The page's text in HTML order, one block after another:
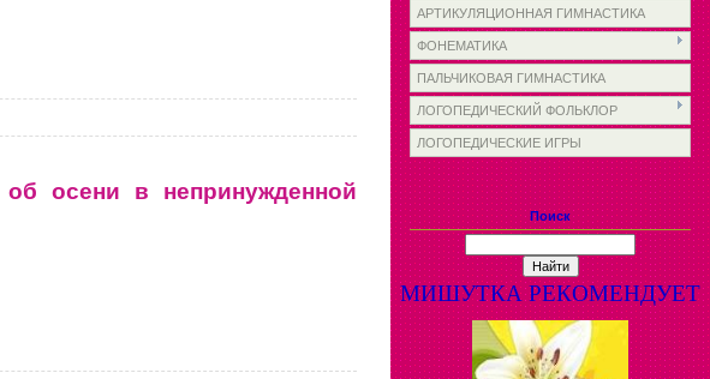
осени в непринужденной
АРТИКУЛЯЦИОННАЯ ГИМНАСТИКА
ФОНЕМАТИКА
ПАЛЬЧИКОВАЯ ГИМНАСТИКА
ЛОГОПЕДИЧЕСКИЙ ФОЛЬКЛОР
ЛОГОПЕДИЧЕСКИЕ ИГРЫ
Поиск
МИШУТКА РЕКОМЕНДУЕТ